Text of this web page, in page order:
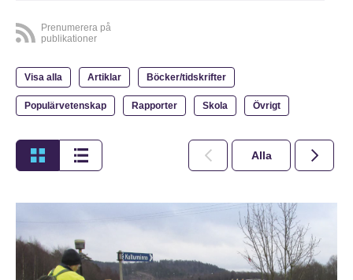
Prenumerera på
publikationer
Visa alla Artiklar Böcker/tidskrifter
Populärvetenskap Rapporter Skola Övrigt
Alla 2026